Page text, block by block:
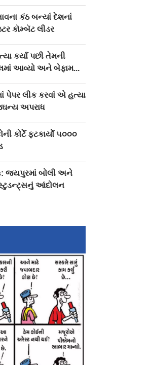
દગાખોરીનો
ધરપકડ
કંઠ બન્યાં દેશનાં
કૉમ્બૅટ લીડર
કર્યા પછી તેમની
આવ્યો અને બેફામ...
પેપર લીક કરવાં એ હત્યા
અપરાધ
કોર્ટે ફટકાર્યો ૫૦૦૦
જયપુરમાં બોલી અને
આંદોલન